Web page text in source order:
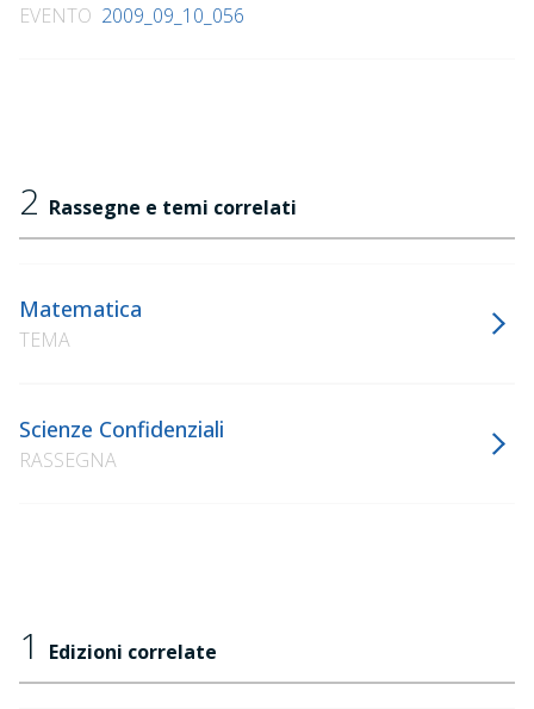
EVENTO 2009_09_10_056
2 Rassegne e temi correlati
Matematica
TEMA
Scienze Confidenziali
RASSEGNA
1 Edizioni correlate